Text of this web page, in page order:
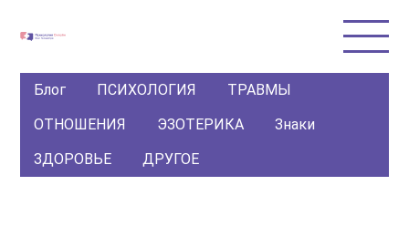
Блог ПСИХОЛОГИЯ
ТРАВМЫ
ОТНОШЕНИЯ
ЭЗОТЕРИКА
Знаки
ЗДОРОВЬЕ
ДРУГОЕ